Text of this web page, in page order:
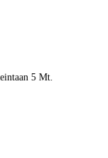
5 Mt.